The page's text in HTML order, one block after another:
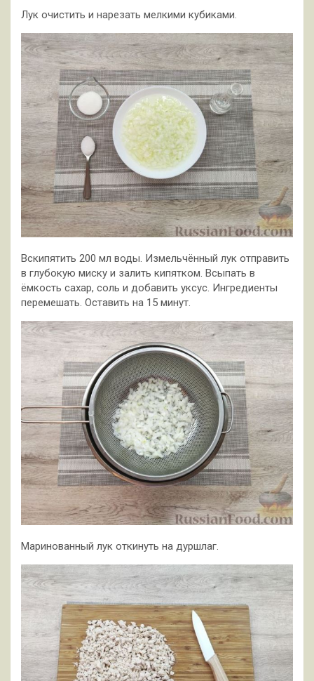
Лук очистить и нарезать мелкими кубиками.
Вскипятить 200 мл воды. Измельчённый лук отправить
в глубокую миску и залить кипятком. Всыпать в
ёмкость сахар, соль и добавить уксус. Ингредиенты
перемешать. Оставить на 15 минут.
Маринованный лук откинуть на дуршлаг.